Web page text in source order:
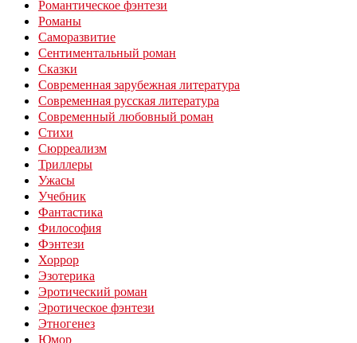
Романтическое фэнтези
Романы
Саморазвитие
Сентиментальный роман
Сказки
Современная зарубежная литература
Современная русская литература
Современный любовный роман
Стихи
Сюрреализм
Триллеры
Ужасы
Учебник
Фантастика
Философия
Фэнтези
Хоррор
Эзотерика
Эротический роман
Эротическое фэнтези
Этногенез
Юмор